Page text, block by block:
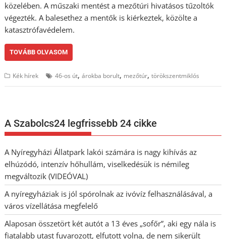
közelében. A műszaki mentést a mezőtúri hivatásos tűzoltók
végezték. A balesethez a mentők is kiérkeztek, közölte a
katasztrófavédelem.
TOVÁBB OLVASOM
Kék hírek 46-os út,árokba borult, mezőtúr,törökszentmiklós
A Szabolcs24 legfrissebb 24 cikke
A Nyíregyházi Állatpark lakói számára is nagy kihívás az
elhúzódó, intenzív hőhullám, viselkedésük is némileg
megváltozik (VIDEÓVAL)
A nyíregyháziak is jól spórolnak az ivóvíz felhasználásával, a
város vízellátása megfelelő
Alaposan összetört két autót a 13 éves „sofőr”, aki egy nála is
fiatalabb utast fuvarozott, elfutott volna, de nem sikerült